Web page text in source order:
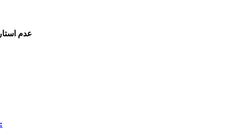
-عدم
قیمت فیلتر بنزین کی ام سی تی 8 :